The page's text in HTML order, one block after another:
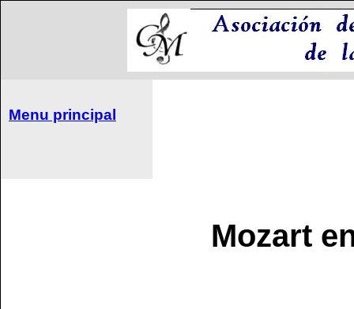
Menu principal
Mozart